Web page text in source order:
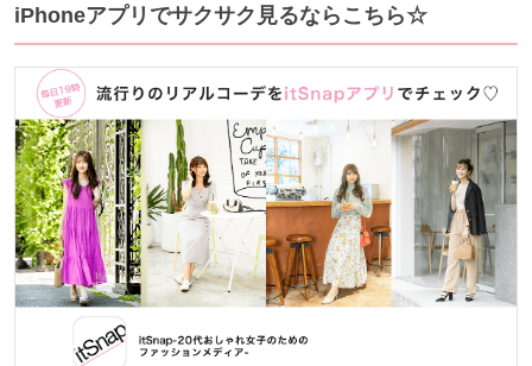
iPhoneアプリでサクサク見るならこちら☆